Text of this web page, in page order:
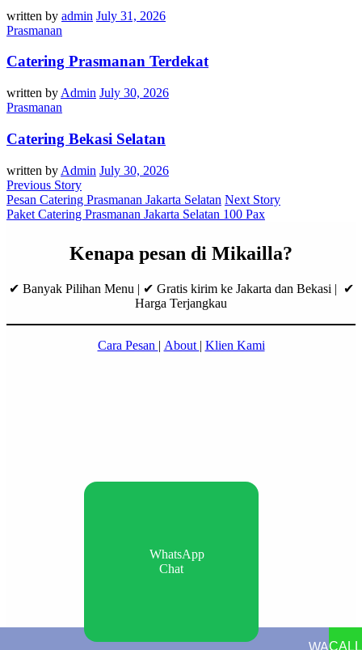
written by admin July 31, 2026
Prasmanan
Catering Prasmanan Terdekat
written by Admin July 30, 2026
Prasmanan
Catering Bekasi Selatan
written by Admin July 30, 2026
Previous Story
Pesan Catering Prasmanan Jakarta Selatan Next Story
Paket Catering Prasmanan Jakarta Selatan 100 Pax
Kenapa pesan di Mikailla?
✔ Banyak Pilihan Menu | ✔ Gratis kirim ke Jakarta dan Bekasi | ✔
Harga Terjangkau
Cara Pesan | About | Klien Kami
CALL
WA
WhatsApp
Chat